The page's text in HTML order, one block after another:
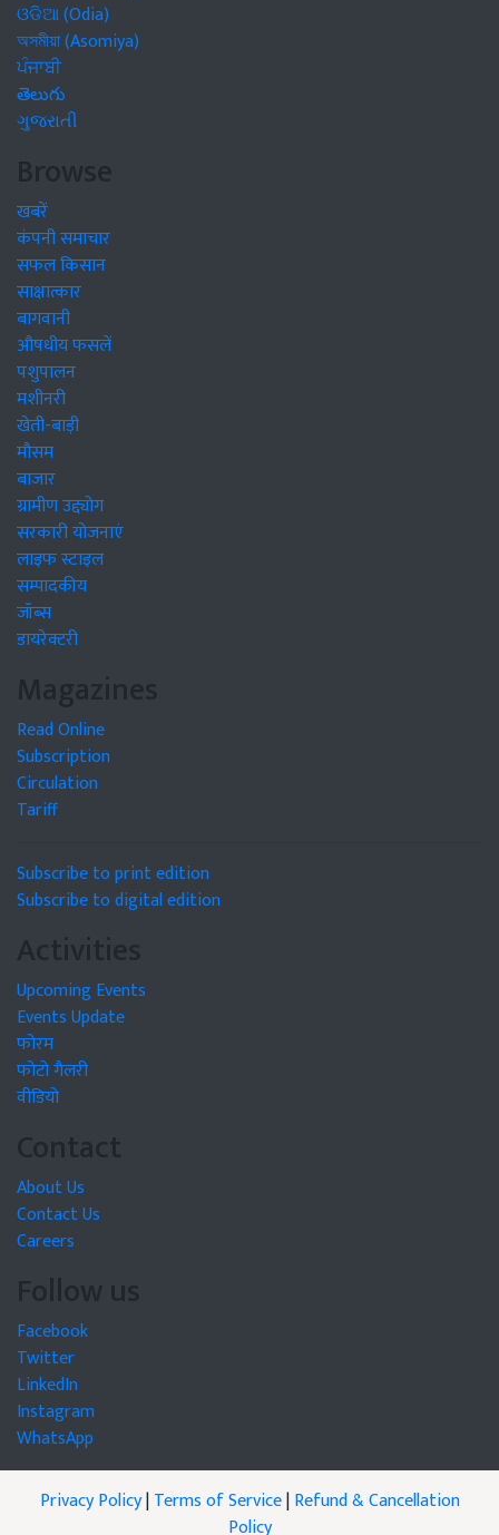
ଓଡିଆ (Odia)
অসমীয়া (Asomiya)
ਪੰਜਾਬੀ
తెలుగు
ગુજરાતી
Browse
खबरें
कंपनी समाचार
सफल किसान
साक्षात्कार
बागवानी
औषधीय फसलें
पशुपालन
मशीनरी
खेती-बाड़ी
मौसम
बाजार
ग्रामीण उद्द्योग
सरकारी योजनाएं
लाइफ स्टाइल
सम्पादकीय
जॉब्स
डायरेक्टरी
Magazines
Read Online
Subscription
Circulation
Tariff
Subscribe to print edition
Subscribe to digital edition
Activities
Upcoming Events
Events Update
फोरम
फोटो गैलरी
वीडियो
Contact
About Us
Contact Us
Careers
Follow us
Facebook
Twitter
LinkedIn
Instagram
WhatsApp
Privacy Policy|Terms of Service|Refund & Cancellation
Policy